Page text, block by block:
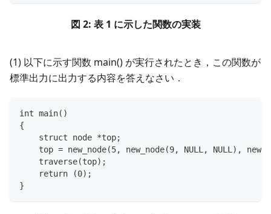
図 2: 表 1 に示した関数の実装
(1) 以下に示す関数 main() が実行されたとき，この関数が
標準出力に出力する内容を答えなさい．
int main()
{
    struct node *top;
top = new_node(5, new_node(9, NULL, NULL),
    traverse(top);
    return (0);
}